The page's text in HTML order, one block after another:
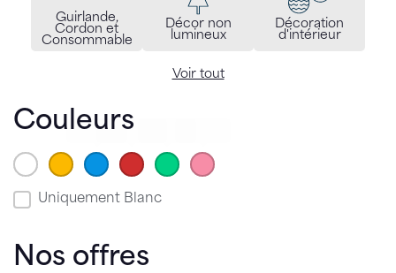
Guirlande,
Cordon et
Consommable
Décor non
lumineux
Décoration
d'intérieur
Voir tout
Couleurs
Tri couleur
(157)
Blanc Chaud / Or(51)
Bleu(33)
Rouge
Uniquement Blanc
Nos offres